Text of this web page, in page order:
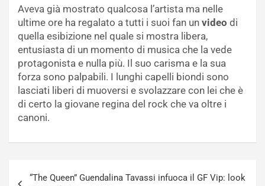
Aveva già mostrato qualcosa l’artista ma nelle
ultime ore ha regalato a tutti i suoi fan un video di
quella esibizione nel quale si mostra libera,
entusiasta di un momento di musica che la vede
protagonista e nulla più. Il suo carisma e la sua
forza sono palpabili. I lunghi capelli biondi sono
lasciati liberi di muoversi e svolazzare con lei che è
di certo la giovane regina del rock che va oltre i
canoni.
“The Queen” Guendalina Tavassi infuoca il GF Vip: look